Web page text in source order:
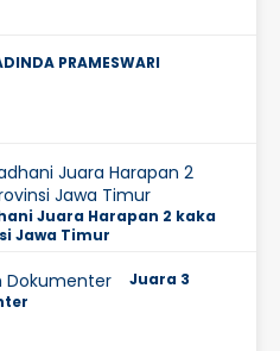
PRAMESWARI
Juara Harapan 2 kaka
Jawa Timur
Juara 3